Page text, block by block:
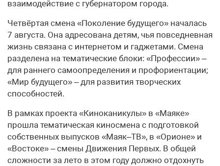
взаимодействие с губернатором города.
Четвёртая смена «Поколение будущего» началась
7 августа. Она адресована детям, чья повседневная
жизнь связана с интернетом и гаджетами. Смена
разделена на тематические блоки: «Профессии» –
для раннего самоопределения и профориентации;
«Мир будущего» – для развития творческих
способностей.
В рамках проекта «Киноканикулы» в «Маяке»
прошла тематическая киносмена с подготовкой
собственных выпусков «Маяк–ТВ», в «Орионе» и
«Востоке» – смены Движения Первых. В общей
сложности за лето в этом году должно отдохнуть